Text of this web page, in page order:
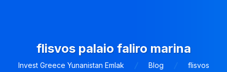
flisvos palaio faliro marina
Invest Greece Yunanistan Emlak Blog
flisvos